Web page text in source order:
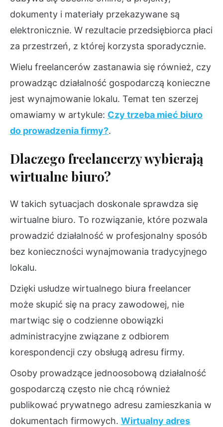
dokumenty i materiały przekazywane są
elektronicznie. W rezultacie przedsiębiorca płaci
za przestrzeń, z której korzysta sporadycznie.
Wielu freelancerów zastanawia się również, czy
prowadząc działalność gospodarczą konieczne
jest wynajmowanie lokalu. Temat ten szerzej
omawiamy w artykule: Czy trzeba mieć biuro
do prowadzenia firmy?.
Dlaczego freelancerzy wybierają
wirtualne biuro?
W takich sytuacjach doskonale sprawdza się
wirtualne biuro. To rozwiązanie, które pozwala
prowadzić działalność w profesjonalny sposób
bez konieczności wynajmowania tradycyjnego
lokalu.
Dzięki usłudze wirtualnego biura freelancer
może skupić się na pracy zawodowej, nie
martwiąc się o codzienne obowiązki
administracyjne związane z odbiorem
korespondencji czy obsługą adresu firmy.
Osoby prowadzące jednoosobową działalność
gospodarczą często nie chcą również
publikować prywatnego adresu zamieszkania w
dokumentach firmowych. Wirtualny adres